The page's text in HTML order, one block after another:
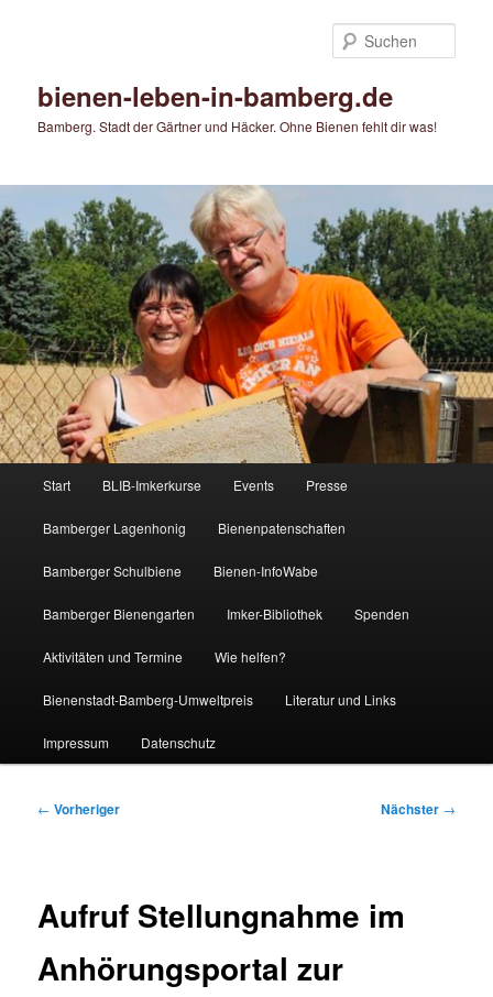
bienen-leben-in-bamberg.de
Bamberg. Stadt der Gärtner und Häcker. Ohne Bienen fehlt dir was!
Start BLIB-Imkerkurse Events Presse
Bamberger Lagenhonig Bienenpatenschaften
Bamberger Schulbiene Bienen-InfoWabe
Bamberger Bienengarten Imker-Bibliothek Spenden
Aktivitäten und Termine Wie helfen?
Bienenstadt-Bamberg-Umweltpreis Literatur und Links
Impressum Datenschutz
Beitragsnavigation
← Vorheriger Nächster →
Aufruf Stellungnahme im
Anhörungsportal zur